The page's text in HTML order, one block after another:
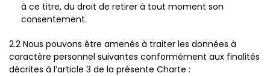
à ce titre, du droit de retirer à tout moment son
consentement.
2.2 Nous pouvons être amenés à traiter les données à
caractère personnel suivantes conformément aux finalités
décrites à l’article 3 de la présente Charte :